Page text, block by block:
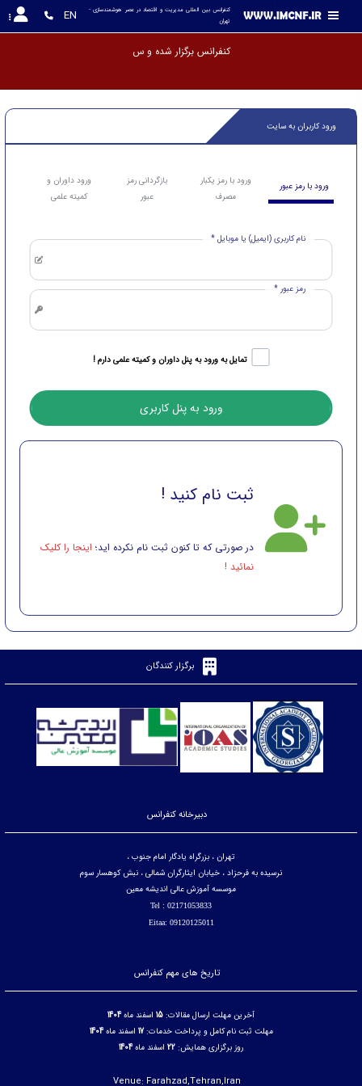
تهران
EN
کنفرانس برگزا
ورود کاربران به سایت
ورود با رمز عبور
ورود با رمز یکبار
مصرف
بازگردانی رمز
عبور
ورود داوران و
کمیته علمی
نام کاربری (ایمیل) یا موبایل *
رمز عبور *
تمایل به ورود به پنل داوران و کمیته علمی دارم !
ورود به پنل کاربری
ثبت نام کنید !
در صورتی که تا کنون ثبت نام نکرده اید؛ اینجا را کلیک
نمائید !
برگزار کنندگان
دبیرخانه کنفرانس
تهران ، بزرگراه یادگار امام جنوب ،
نرسیده به فرحزاد ، خیابان ایثارگران شمالی ، نبش کوهسار سوم
موسسه آموزش عالی اندیشه معین
Tel : 02171053833
Eitaa: 09120125011
تاریخ های مهم کنفرانس
آخرین مهلت ارسال مقالات: 15 اسفند ماه1404
مهلت ثبت نام کامل و پرداخت خدمات:17 اسفند ماه1404
روز برگزاری همایش: 22 اسفند ماه1404
Venue: Farahzad,Tehran,Iran